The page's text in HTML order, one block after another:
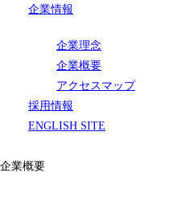
企業情報
企業理念
企業概要
アクセスマップ
採用情報
ENGLISH SITE
企業概要